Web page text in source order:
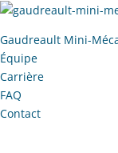
Gaudreault Mini-
Équipe
Carrière
FAQ
Contact